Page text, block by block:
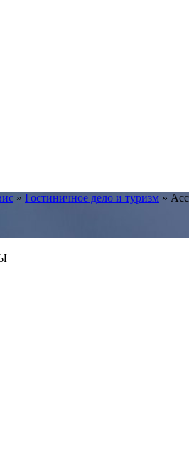
» Гостиничное дело и туризм »